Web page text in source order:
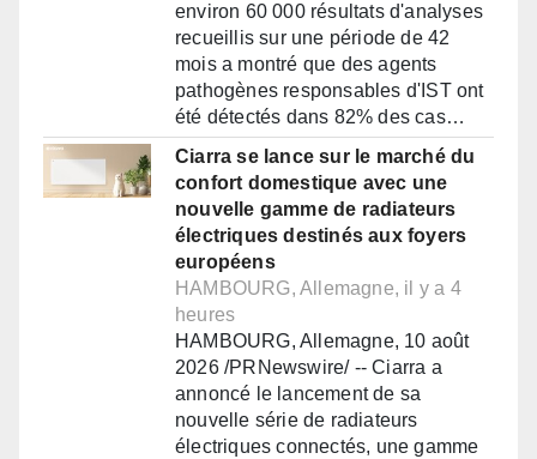
environ 60 000 résultats d'analyses
recueillis sur une période de 42
mois a montré que des agents
pathogènes responsables d'IST ont
été détectés dans 82% des cas…
Ciarra se lance sur le marché du
confort domestique avec une
nouvelle gamme de radiateurs
électriques destinés aux foyers
européens
HAMBOURG, Allemagne, il y a 4
heures
HAMBOURG, Allemagne, 10 août
2026 /PRNewswire/ -- Ciarra a
annoncé le lancement de sa
nouvelle série de radiateurs
électriques connectés, une gamme